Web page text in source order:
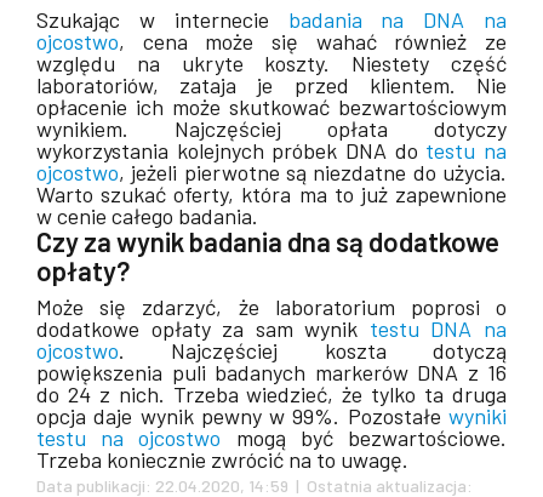
Szukając w internecie badania na DNA na
ojcostwo, cena może się wahać również ze
względu na ukryte koszty. Niestety część
laboratoriów, zataja je przed klientem. Nie
opłacenie ich może skutkować bezwartościowym
wynikiem. Najczęściej opłata dotyczy
wykorzystania kolejnych próbek DNA do testu na
ojcostwo, jeżeli pierwotne są niezdatne do użycia.
Warto szukać oferty, która ma to już zapewnione
w cenie całego badania.
Czy za wynik badania dna są dodatkowe
opłaty?
Może się zdarzyć, że laboratorium poprosi o
dodatkowe opłaty za sam wynik testu DNA na
ojcostwo. Najczęściej koszta dotyczą
powiększenia puli badanych markerów DNA z 16
do 24 z nich. Trzeba wiedzieć, że tylko ta druga
opcja daje wynik pewny w 99%. Pozostałe wyniki
testu na ojcostwo mogą być bezwartościowe.
Trzeba koniecznie zwrócić na to uwagę.
Data publikacji: 22.04.2020, 14:59 | Ostatnia aktualizacja: